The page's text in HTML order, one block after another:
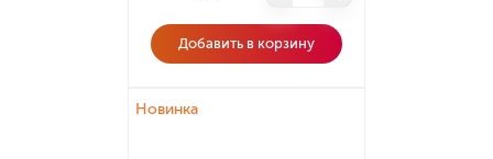
Добавить в корзину
Новинка